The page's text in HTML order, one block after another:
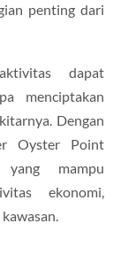
penting dari
dapat
menciptakan
Dengan
Oyster Point
mampu
ekonomi,